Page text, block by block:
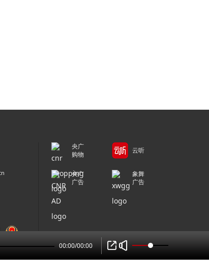
央广
购物
云听
央广
广告
象舞
广告
00:00/00:00